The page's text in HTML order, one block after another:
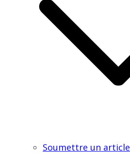
Soumettre un article